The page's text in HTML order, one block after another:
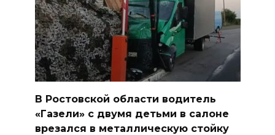
В Ростовской области водитель
«Газели» с двумя детьми в салоне
врезался в металлическую стойку